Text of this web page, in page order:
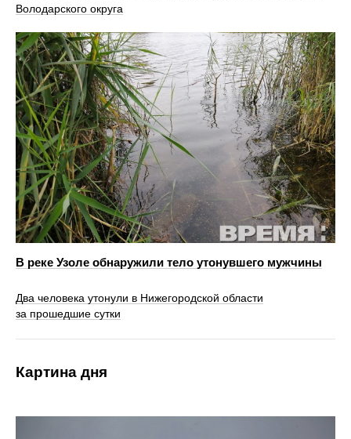
Володарского округа
В реке Узоле обнаружили тело утонувшего мужчины
Два человека утонули в Нижегородской области
за прошедшие сутки
Картина дня